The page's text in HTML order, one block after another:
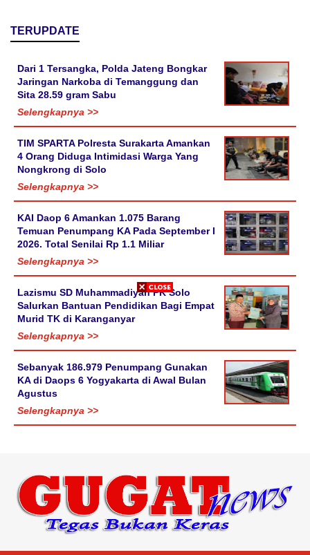
TERUPDATE
Dari 1 Tersangka, Polda Jateng Bongkar
Jaringan Narkoba di Temanggung dan
Sita 28.59 gram Sabu
Selengkapnya >>
TIM SPARTA Polresta Surakarta Amankan
4 Orang Diduga Intimidasi Warga Yang
Nongkrong di Solo
Selengkapnya >>
KAI Daop 6 Amankan 1.075 Barang
Temuan Penumpang KA Pada September I
2026. Total Senilai Rp 1.1 Miliar
Selengkapnya >>
Lazismu SD Muhammadiyah PK Solo
Salurkan Bantuan Pendidikan Bagi Empat
Murid TK di Karanganyar
Selengkapnya >>
Sebanyak 186.979 Penumpang Gunakan
KA di Daops 6 Yogyakarta di Awal Bulan
Agustus
Selengkapnya >>